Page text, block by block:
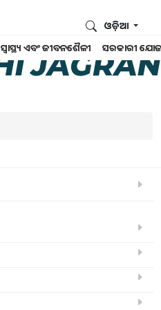
ସ୍ୱାସ୍ଥ୍ୟ ଏବଂ ଜୀବନଶୈଳୀ ସରକାରୀ
ଓଡ଼ିଆ